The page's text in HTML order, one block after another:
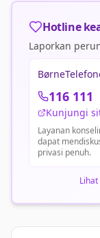
Hotline
Laporkan
116 111
Kunjungi
Layanan
dapat
privasi penuh.